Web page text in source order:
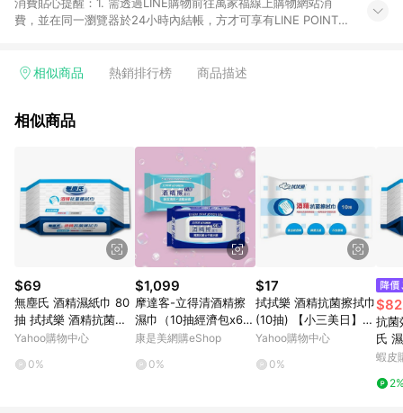
費，並在同一瀏覽器於24小時內結帳，方才可享有LINE POINTS
4. 不具回饋資格種類商品：電子禮券。 5. 回饋點數計算將排除訂
錄，相關問題請於保留時間內聯絡客服中心，並由康達盛通生活
提供簡單、快速、輕鬆的購物流程及體驗，將不定期推出精選、
話題性或期間限定商品來滿足您的喜好。
相似商品 熱銷排行榜 商品描述
相似商品
$69
無塵氏 酒精濕紙巾 80
抽 拭拭樂 酒精抗菌擦
拭巾 酒精擦 濕紙巾 53
Yahoo購物中心
0%
$1,099
摩達客-立得清酒精擦
濕巾（10抽經濟包x6入
＋90抽家庭號x3入）
直送
康是美網購eShop
0%
$17
拭拭樂 酒精抗菌擦拭巾
(10抽) 【小三美日】酒
精擦/酒精濕巾/酒精 濕
Yahoo購物中心
0%
$82
抗菌
氏
拭巾
蝦皮